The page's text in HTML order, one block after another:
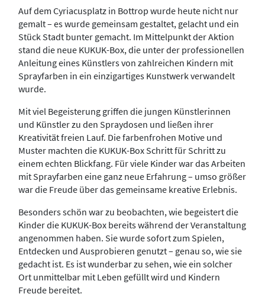
Auf dem Cyriacusplatz in Bottrop wurde heute nicht nur
gemalt – es wurde gemeinsam gestaltet, gelacht und ein
Stück Stadt bunter gemacht. Im Mittelpunkt der Aktion
stand die neue KUKUK-Box, die unter der professionellen
Anleitung eines Künstlers von zahlreichen Kindern mit
Sprayfarben in ein einzigartiges Kunstwerk verwandelt
wurde.
Mit viel Begeisterung griffen die jungen Künstlerinnen
und Künstler zu den Spraydosen und ließen ihrer
Kreativität freien Lauf. Die farbenfrohen Motive und
Muster machten die KUKUK-Box Schritt für Schritt zu
einem echten Blickfang. Für viele Kinder war das Arbeiten
mit Sprayfarben eine ganz neue Erfahrung – umso größer
war die Freude über das gemeinsame kreative Erlebnis.
Besonders schön war zu beobachten, wie begeistert die
Kinder die KUKUK-Box bereits während der Veranstaltung
angenommen haben. Sie wurde sofort zum Spielen,
Entdecken und Ausprobieren genutzt – genau so, wie sie
gedacht ist. Es ist wunderbar zu sehen, wie ein solcher
Ort unmittelbar mit Leben gefüllt wird und Kindern
Freude bereitet.